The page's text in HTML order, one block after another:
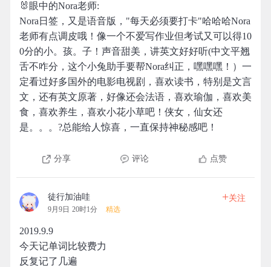
🐰眼中的Nora老师:
Nora日签，又是语音版，"每天必须要打卡"哈哈哈Nora
老师有点调皮哦！像一个不爱写作业但考试又可以得10
0分的小。孩。子！声音甜美，讲英文好好听(中文平翘
舌不咋分，这个小兔助手要帮Nora纠正，嘿嘿嘿！）一
定看过好多国外的电影电视剧，喜欢读书，特别是文言
文，还有英文原著，好像还会法语，喜欢瑜伽，喜欢美
食，喜欢养生，喜欢小花小草吧！侠女，仙女还
是。。。?总能给人惊喜，一直保持神秘感吧！
分享 评论 点赞
徒行加油哇
9月9日 20时1分 精选
+关注
2019.9.9
今天记单词比较费力
反复记了几遍